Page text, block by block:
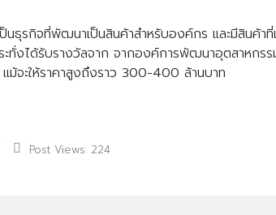
ธุรกิจที่พัฒนาเป็นสินค้าสำหรับองค์กร และมีสินค้
งได้รับรางวัลจาก จากองค์การพัฒนาอุตสาหกร
แม้จะให้ราคาสูงถึงราว 300-400 ล้านบาท
Post Views: 224